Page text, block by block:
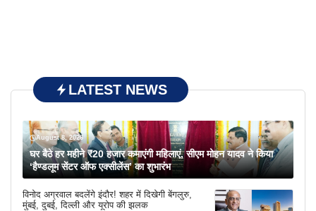
LATEST NEWS
August 8, 2026
घर बैठे हर महीने ₹20 हजार कमाएंगी महिलाएं, सीएम मोहन यादव ने किया
‘हैण्डलूम सेंटर ऑफ एक्सीलेंस’ का शुभारंभ
विनोद अग्रवाल बदलेंगे इंदौर! शहर में दिखेगी बेंगलुरु,
मुंबई, दुबई, दिल्ली और यूरोप की झलक